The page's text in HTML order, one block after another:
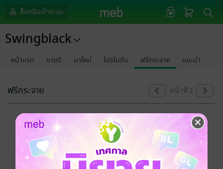
ล็อกอินเข้าระบบ
Swingblack
หน้าแรก ขายดี มาใหม่ โปรโมชัน ฟรีกระจาย แนะนำ
ฟรีกระจาย หน้าที่ 1
ขออภัยด้วยนะคะ
ไม่พบข้อมูลในหัวข้อที่คุณกำลังชมค่ะ